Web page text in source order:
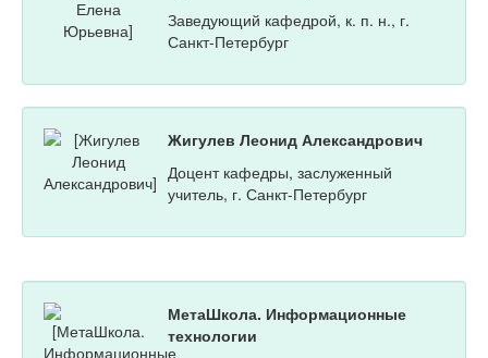
Заведующий кафедрой, к. п. н., г.
Санкт-Петербург
Жигулев Леонид Александрович
Доцент кафедры, заслуженный
учитель, г. Санкт-Петербург
МетаШкола. Информационные
технологии